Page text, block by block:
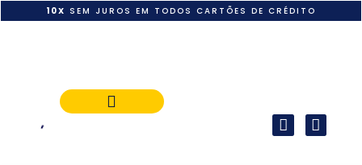
10X SEM JUROS EM TODOS CARTÕES DE CRÉDITO